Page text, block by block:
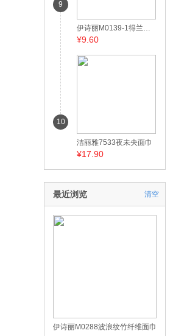
9
10
伊诗丽M0139-1得兰雅素面巾
¥9.60
洁丽雅7533夜未央面巾
¥17.90
最近浏览 清空
伊诗丽M0288波浪纹竹纤维面巾